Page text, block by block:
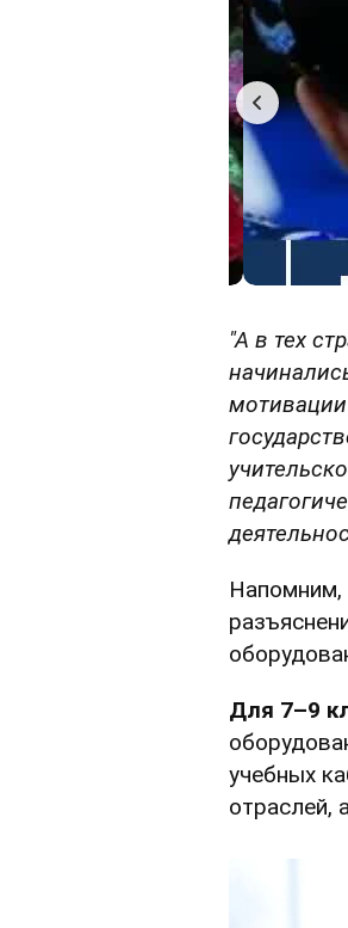
"А в тех
мотивации
Напомним,
Для 7–9
учебных
отраслей,